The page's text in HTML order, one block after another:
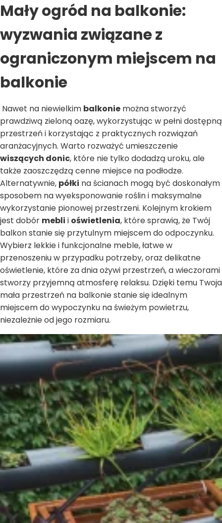
Mały ogród na balkonie:
wyzwania związane z
ograniczonym miejscem na
balkonie
Nawet na niewielkim balkonie można stworzyć
prawdziwą zieloną oazę, wykorzystując w pełni dostępną
przestrzeń i korzystając z praktycznych rozwiązań
aranżacyjnych. Warto rozważyć umieszczenie
wiszących donic, które nie tylko dodadzą uroku, ale
także zaoszczędzą cenne miejsce na podłodze.
Alternatywnie, półki na ścianach mogą być doskonałym
sposobem na wyeksponowanie roślin i maksymalne
wykorzystanie pionowej przestrzeni. Kolejnym krokiem
jest dobór mebli i oświetlenia, które sprawią, że Twój
balkon stanie się przytulnym miejscem do odpoczynku.
Wybierz lekkie i funkcjonalne meble, łatwe w
przenoszeniu w przypadku potrzeby, oraz delikatne
oświetlenie, które za dnia ożywi przestrzeń, a wieczorami
stworzy przyjemną atmosferę relaksu. Dzięki temu Twoja
mała przestrzeń na balkonie stanie się idealnym
miejscem do wypoczynku na świeżym powietrzu,
niezależnie od jego rozmiaru.